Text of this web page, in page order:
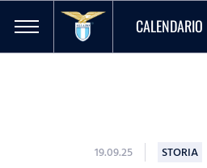
CALENDARIO
19.09.25 STORIA